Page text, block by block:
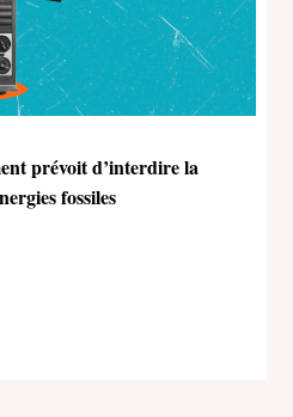
prévoit d’interdire la
fossiles